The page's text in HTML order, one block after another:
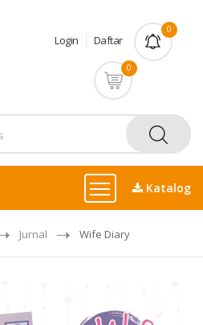
Login Daftar
0
0
Katalog
Jurnal Wife Diary